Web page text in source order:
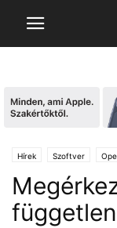
Hírek Szoftver